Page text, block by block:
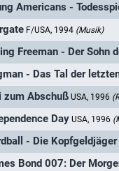
Americans -
F/USA, 1994 (Musik)
Freeman - Der Sohn
- Das Tal der
zum Abschuß USA, 1996
Day USA, 1996
- Die Kopfgeldjäger
Bond 007: Der